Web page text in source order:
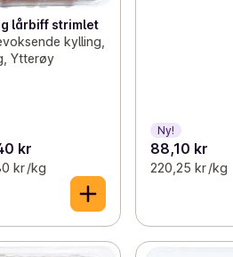
lårbiff strimlet
kylling,
Ytterøy
kr
kr /kg
Ny!
88,10 kr
220,25 kr /kg